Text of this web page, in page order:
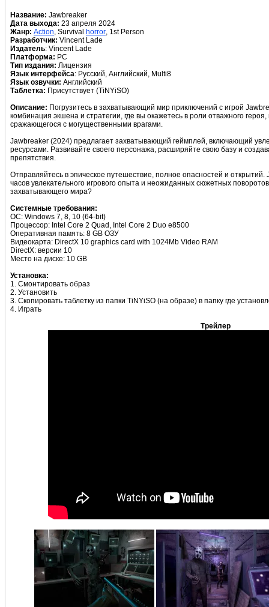
Название: Jawbreaker
Дата выхода: 23 апреля 2024
Жанр: Action, Survival horror, 1st Person
Разработчик: Vincent Lade
Издатель: Vincent Lade
Платформа: PC
Тип издания: Лицензия
Язык интерфейса: Русский, Английский, Multi8
Язык озвучки: Английский
Таблетка: Присутствует (TiNYiSO)
Описание: Погрузитесь в захватывающий мир приключений с игрой
комбинация экшена и стратегии, где вы окажетесь в роли отважного
сражающегося с могущественными врагами.
Jawbreaker (2024) предлагает захватывающий геймплей, включающий
ресурсами. Развивайте своего персонажа, расширяйте свою базу и
препятствия.
Отправляйтесь в эпическое путешествие, полное опасностей и
часов увлекательного игрового опыта и неожиданных сюжетных
захватывающего мира?
Системные требования:
ОС: Windows 7, 8, 10 (64-bit)
Процессор: Intel Core 2 Quad, Intel Core 2 Duo e8500
Оперативная память: 8 GB ОЗУ
Видеокарта: DirectX 10 graphics card with 1024Mb Video RAM
DirectX: версии 10
Место на диске: 10 GB
Установка:
1. Смонтировать образ
2. Установить
3. Скопировать таблетку из папки TiNYiSO (на образе) в папку где
4. Играть
Трейлер